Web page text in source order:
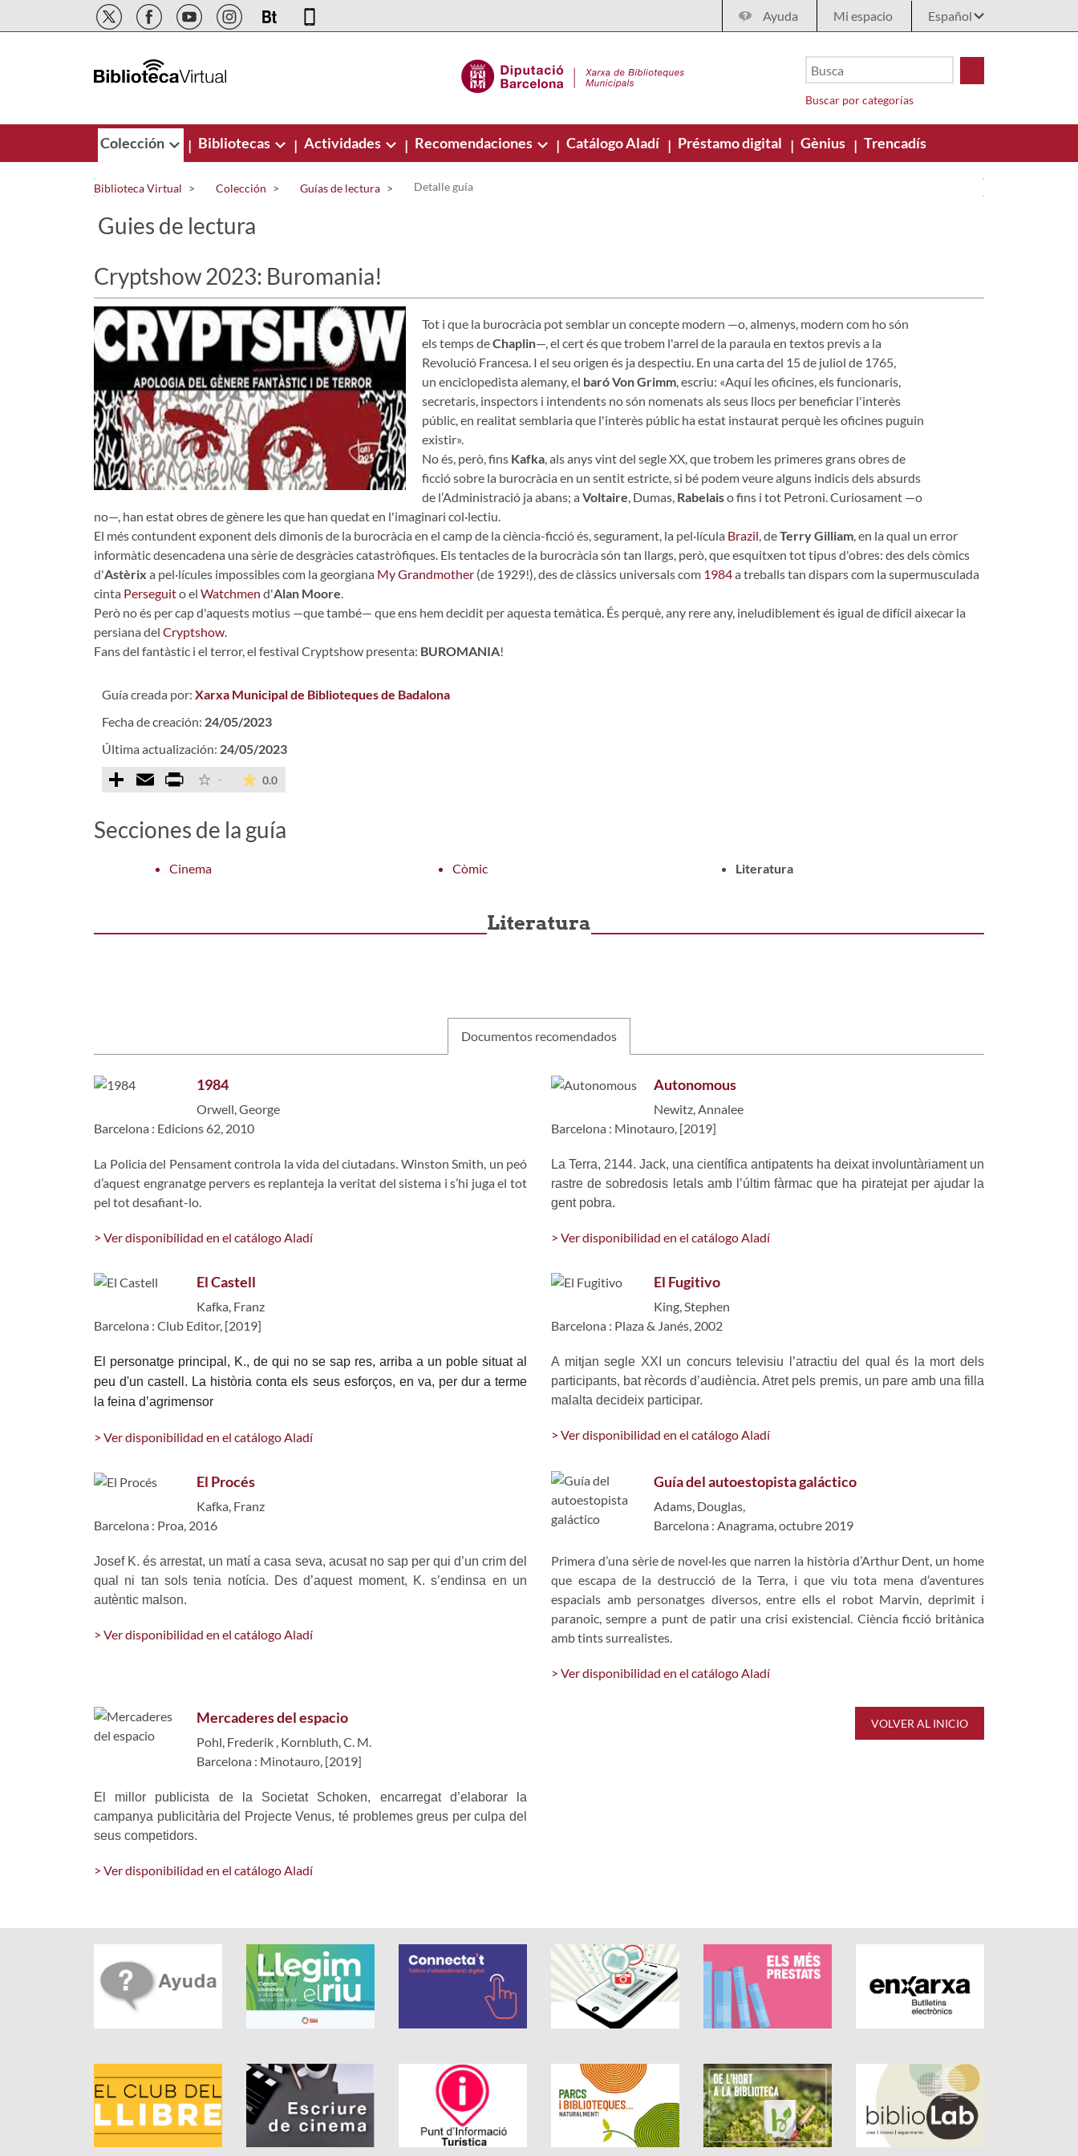
Saltar al contenido principal Ayuda Mi espacio
Buscar por categorías
Colección | Bibliotecas | Actividades | Recomendaciones | Catálogo Aladí | Préstamo digital | Gènius | Trencadís
Biblioteca Virtual Colección Guías de lectura Detalle guía
Guies de lectura
Cryptshow 2023: Buromania!
Tot i que la burocràcia pot semblar un concepte modern —o, almenys, modern com ho són
els temps deChaplin—, el cert és que trobem l'arrel de la paraula en textos previs a la
Revolució Francesa. I el seu origen és ja despectiu. En una carta del 15 de juliol de 1765,
un enciclopedista alemany, el baró Von Grimm, escriu: «Aquí les oficines, els funcionaris,
secretaris, inspectors i intendents no són nomenats als seus llocs per beneficiar l'interès
públic, en realitat semblaria que l'interès públic ha estat instaurat perquè les oficines puguin
existir».
No és, però, fins Kafka, als anys vint del segle XX, que trobem les primeres grans obres de
ficció sobre la burocràcia en un sentit estricte, si bé podem veure alguns indicis dels absurds
de l’Administració ja abans; a Voltaire, Dumas, Rabelaiso fins i tot Petroni. Curiosament —o
no—, han estat obres de gènere les que han quedat en l'imaginari col·lectiu.
El més contundent exponent dels dimonis de la burocràcia en el camp de la ciència-ficció és, segurament, la pel·lícula Brazil, deTerry Gilliam, en la qual un error
informàtic desencadena una sèrie de desgràcies catastròfiques. Els tentacles de la burocràcia són tan llargs, però, que esquitxen tot tipus d'obres: des dels còmics
d'Astèrix a pel·lícules impossibles com la georgiana My Grandmother (de 1929!), des de clàssics universals com 1984a treballs tan dispars com la supermusculada
cinta Perseguito el Watchmen d'Alan Moore.
Però no és per cap d'aquests motius —que també— que ens hem decidit per aquesta temàtica. És perquè, any rere any, ineludiblement és igual de difícil aixecar la
persiana del Cryptshow.
Fans del fantàstic i el terror, el festival Cryptshow presenta: BUROMANIA!
Guía creada por: Xarxa Municipal de Biblioteques de Badalona
Fecha de creación: 24/05/2023
Última actualización: 24/05/2023
Comparteix
Email Print - 0.0La valoración media es de 0 estrellas de 5.
Secciones de la guía
Cinema Còmic Literatura
Literatura
Documentos recomendados
1984
Orwell, George
Barcelona : Edicions 62, 2010
La Policia del Pensament controla la vida del ciutadans. Winston Smith, un peó
d’aquest engranatge pervers es replanteja la veritat del sistema i s’hi juga el tot
pel tot desafiant-lo.
> Ver disponibilidad en el catálogo Aladí
Autonomous
Newitz, Annalee
Barcelona : Minotauro, [2019]
La Terra, 2144. Jack, una científica antipatents ha deixat involuntàriament un
rastre de sobredosis letals amb l’últim fàrmac que ha piratejat per ajudar la
gent pobra.
> Ver disponibilidad en el catálogo Aladí
El Castell
Kafka, Franz
Barcelona : Club Editor, [2019]
El personatge principal, K., de qui no se sap res, arriba a un poble situat al
peu d'un castell. La història conta els seus esforços, en va, per dur a terme
la feina d’agrimensor
> Ver disponibilidad en el catálogo Aladí
El Fugitivo
King, Stephen
Barcelona : Plaza & Janés, 2002
A mitjan segle XXI un concurs televisiu l’atractiu del qual és la mort dels
participants, bat rècords d’audiència. Atret pels premis, un pare amb una filla
malalta decideix participar.
> Ver disponibilidad en el catálogo Aladí
El Procés
Kafka, Franz
Barcelona : Proa, 2016
Josef K. és arrestat, un matí a casa seva, acusat no sap per qui d’un crim del
qual ni tan sols tenia notícia. Des d’aquest moment, K. s’endinsa en un
autèntic malson.
> Ver disponibilidad en el catálogo Aladí
Guía del autoestopista galáctico
Adams, Douglas,
Barcelona : Anagrama, octubre 2019
Primera d’una sèrie de novel·les que narren la història d’Arthur Dent, un home
que escapa de la destrucció de la Terra, i que viu tota mena d’aventures
espacials amb personatges diversos, entre ells el robot Marvin, deprimit i
paranoic, sempre a punt de patir una crisi existencial. Ciència ficció britànica
amb tints surrealistes.
> Ver disponibilidad en el catálogo Aladí
Mercaderes del espacio
Pohl, Frederik , Kornbluth, C. M.
Barcelona : Minotauro, [2019]
El millor publicista de la Societat Schoken, encarregat d’elaborar la
campanya publicitària del Projecte Venus, té problemes greus per culpa del
seus competidors.
> Ver disponibilidad en el catálogo Aladí
VOLVER AL INICIO